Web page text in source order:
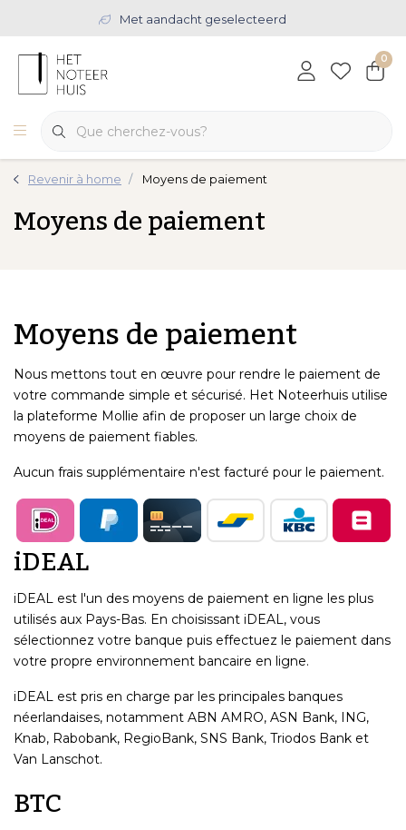
Met aandacht geselecteerd
0
Revenir à home Moyens de paiement
Moyens de paiement
Moyens de paiement
Nous mettons tout en œuvre pour rendre le paiement de
votre commande simple et sécurisé. Het Noteerhuis utilise
la plateforme Mollie afin de proposer un large choix de
moyens de paiement fiables.
Aucun frais supplémentaire n'est facturé pour le paiement.
iDEAL
iDEAL est l'un des moyens de paiement en ligne les plus
utilisés aux Pays-Bas. En choisissant iDEAL, vous
sélectionnez votre banque puis effectuez le paiement dans
votre propre environnement bancaire en ligne.
iDEAL est pris en charge par les principales banques
néerlandaises, notamment ABN AMRO, ASN Bank, ING,
Knab, Rabobank, RegioBank, SNS Bank, Triodos Bank et
Van Lanschot.
BTC